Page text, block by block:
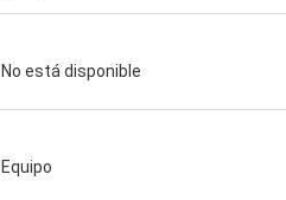
No está disponible
Equipo